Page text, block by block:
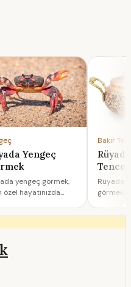
Yengeç
yengeç görmek,
özel hayatınızda
hem de
Bakır
Rüyada
görmek,
hem de